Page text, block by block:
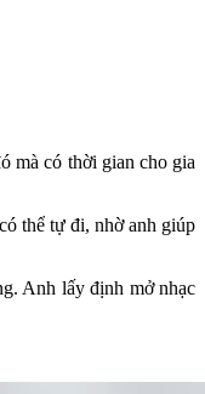
mà có thời gian cho gia
thể tự đi, nhờ anh giúp
Anh lấy định mở nhạc